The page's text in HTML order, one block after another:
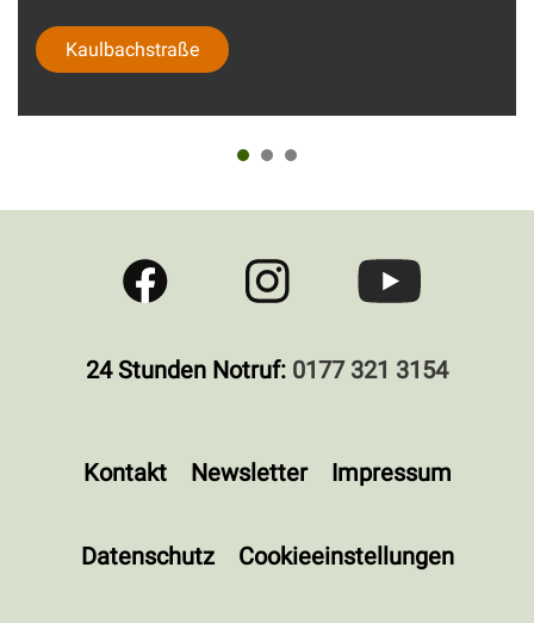
Kaulbachstraße
24 Stunden Notruf: 0177 321 3154
Kontakt Newsletter Impressum
Datenschutz Cookieeinstellungen